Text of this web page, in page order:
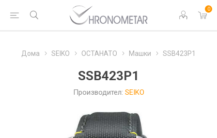
0
Дома SEIKO ОСТАНАТО Машки SSB423P1
SSB423P1
Производител: SEIKO